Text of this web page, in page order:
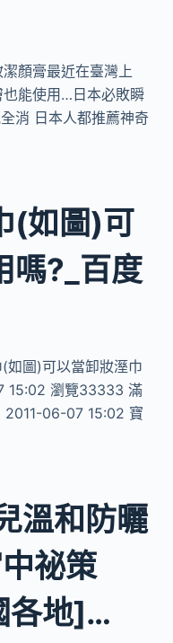
顏膏最近在臺灣上
能使用…日本必敗瞬
消 日本人都推薦神奇
(如圖)可
嗎?_百度
如圖)可以當卸妝溼巾
15:02 瀏覽33333 滿
2011-06-07 15:02 寶
溫和防曬
祕策
各地]…